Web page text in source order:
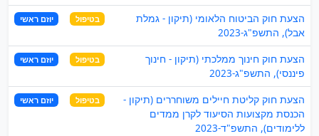
הצעת חוק הביטוח הלאומי (תיקון - גמלת
אבל), התשפ"ג-2023
בטיפול יוזם ראשי
הצעת חוק חינוך ממלכתי (תיקון - חינוך
פיננסי), התשפ"ג-2023
בטיפול יוזם ראשי
הצעת חוק קליטת חיילים משוחררים (תיקון -
הכנסת מקצועות הסיעוד לקרן ממדים
ללימודים), התשפ"ד-2023
בטיפול יוזם ראשי